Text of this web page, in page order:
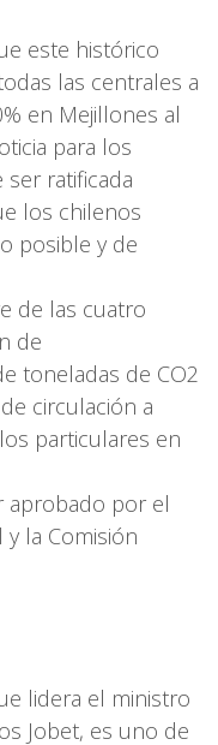
este histórico
las centrales a
en Mejillones al
para los
ratificada
los chilenos
posible y de
de las cuatro
de
toneladas de CO2
circulación a
particulares en
aprobado por el
la Comisión
lidera el ministro
Jobet, es uno de